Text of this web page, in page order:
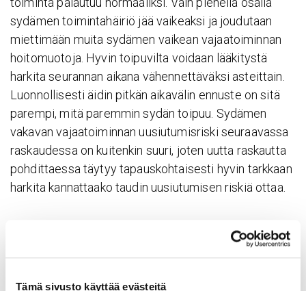
Tämä sivusto käyttää evästeitä
sydämen toimintahäiriö jää vaikeaksi ja joudutaan
miettimään muita sydämen vaikean vajaatoiminnan
hoitomuotoja. Hyvin toipuvilta voidaan lääkitystä
harkita seurannan aikana vähennettäväksi asteittain.
Luonnollisesti äidin pitkän aikavälin ennuste on sitä
parempi, mitä paremmin sydän toipuu. Sydämen
vakavan vajaatoiminnan uusiutumisriski seuraavassa
raskaudessa on kuitenkin suuri, joten uutta raskautta
pohdittaessa täytyy tapauskohtaisesti hyvin tarkkaan
harkita kannattaako taudin uusiutumisen riskiä ottaa.
Lääk­keiden kanssa oiree­tonta elämää
Pitkäaikaissairaus vaikuttaa elämään monella tavalla,